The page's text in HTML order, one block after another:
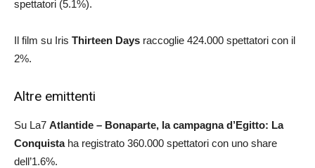
spettatori (5.1%).
Il film su Iris Thirteen Days raccoglie 424.000 spettatori con il
2%.
Altre emittenti
Su La7 Atlantide – Bonaparte, la campagna d’Egitto: La
Conquistaha registrato 360.000 spettatori con uno share
dell’1.6%.